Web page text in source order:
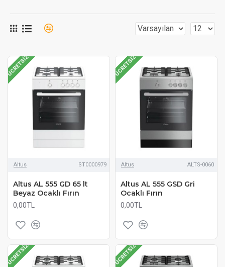
ÜCRETSIZ
Altus ST0000979
Altus AL 555 GD 65 lt
Beyaz Ocaklı Fırın
0,00TL
ÜCRETSIZ
Altus ALTS-0060
Altus AL 555 GSD Gri
Ocaklı Fırın
0,00TL
ÜCRETSIZ ÜCRETSIZ